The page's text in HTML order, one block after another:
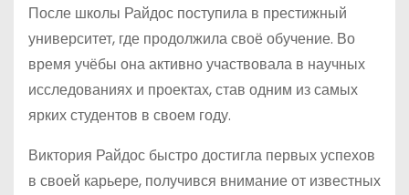
После школы Райдос поступила в престижный
университет, где продолжила своё обучение. Во
время учёбы она активно участвовала в научных
исследованиях и проектах, став одним из самых
ярких студентов в своем году.
Виктория Райдос быстро достигла первых успехов
в своей карьере, получився внимание от известных